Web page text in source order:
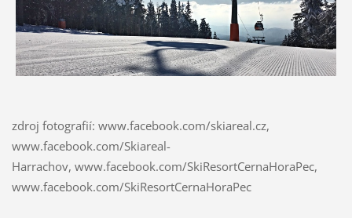
zdroj fotografií: www.facebook.com/skiareal.cz,
www.facebook.com/Skiareal-
Harrachov, www.facebook.com/SkiResortCernaHoraPec,
www.facebook.com/SkiResortCernaHoraPec